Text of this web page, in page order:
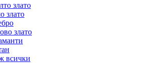
злато
злато
злато
всички